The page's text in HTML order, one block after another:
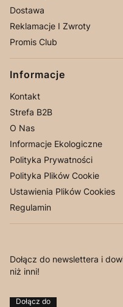
Dostawa
Reklamacje I Zwroty
Promis Club
Informacje
Kontakt
Strefa B2B
O Nas
Informacje Ekologiczne
Polityka Prywatności
Polityka Plików Cookie
Ustawienia Plików Cookies
Regulamin
Dołącz do newslettera i
niż inni!
Dołącz do